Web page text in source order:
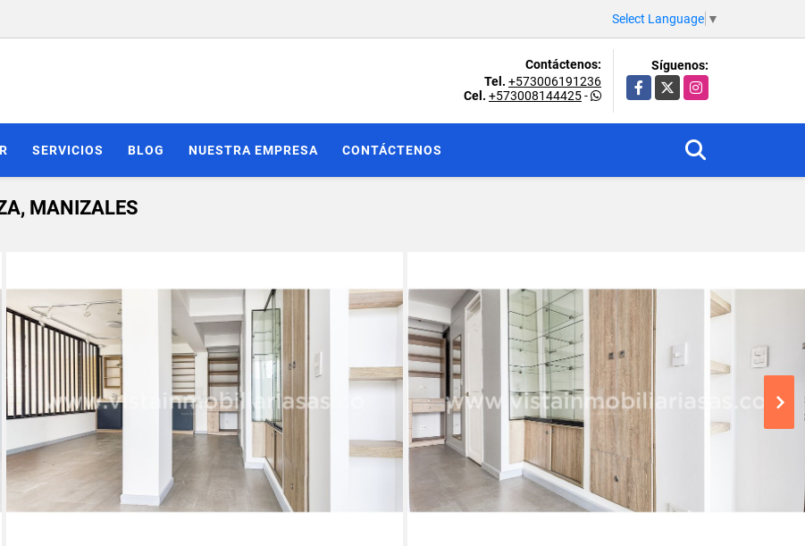
Select Language ▼
Contáctenos:
Tel. +573006191236
Cel. +573008144425-
Síguenos:
Facebook
X Instagram
SERVICIOS BLOG NUESTRA EMPRESA CONTÁCTENOS
MANIZALES